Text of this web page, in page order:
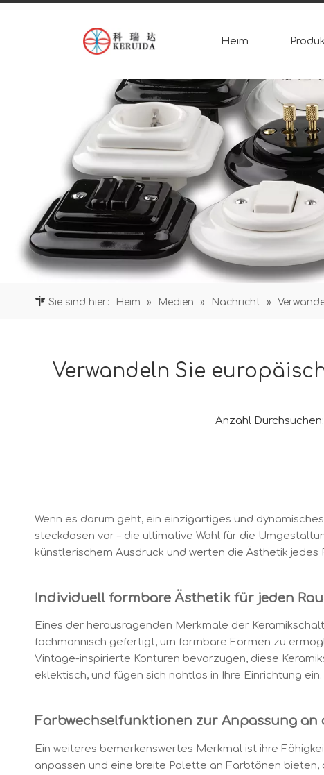
Heim
Sie sind hier: Heim » Medien » Nachricht »
Verwandeln Sie
Anzahl Durchsuchen:
Wenn es darum geht, ein einzigartiges und
steckdosen vor – die ultimative Wahl für die
künstlerischem Ausdruck und werten die Ästhetik jedes
Individuell formbare Ästhetik für jeden
Eines der herausragenden Merkmale der
fachmännisch gefertigt, um formbare Formen zu
Vintage-inspirierte Konturen bevorzugen, diese
eklektisch, und fügen sich nahtlos in Ihre Einrichtung ein.
Farbwechselfunktionen zur Anpassung an
Ein weiteres bemerkenswertes Merkmal ist ihre
anpassen und eine breite Palette an Farbtönen